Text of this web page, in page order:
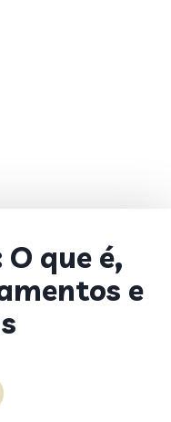
que é,
e